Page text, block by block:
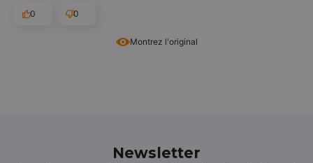
Montrez l'original
0
0
Newsletter